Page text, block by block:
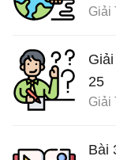
Giải
25
Giải
Bài